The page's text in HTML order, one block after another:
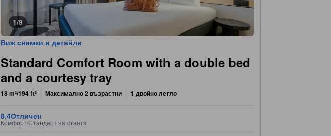
1/9
Виж снимки и детайли
Standard Comfort Room with a double bed
and a courtesy tray
18 m²/194 ft² Максимално 2 възрастни 1 двойно легло
8,4Отличен
Комфорт/Стандарт на стаята